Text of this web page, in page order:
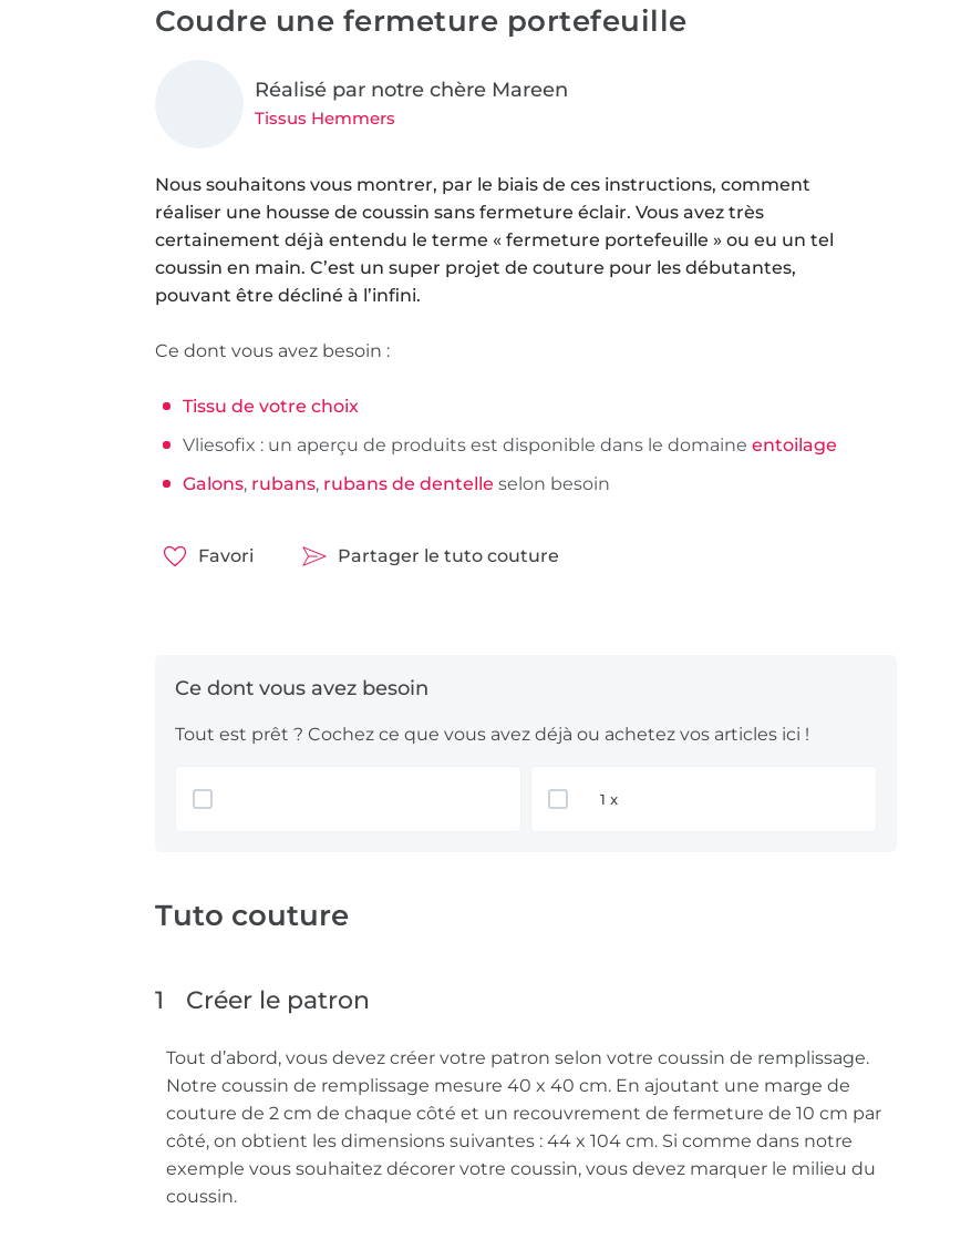
Coudre une fermeture portefeuille
Réalisé par notre chère Mareen
Tissus Hemmers
Nous souhaitons vous montrer, par le biais de ces instructions, comment
réaliser une housse de coussin sans fermeture éclair. Vous avez très
certainement déjà entendu le terme « fermeture portefeuille » ou eu un tel
coussin en main. C’est un super projet de couture pour les débutantes,
pouvant être décliné à l’infini.
Ce dont vous avez besoin :
Tissu de votre choix
Vliesofix : un aperçu de produits est disponible dans le domaineentoilage
Galons, rubans, rubans de dentelle selon besoin
Favori Partager le tuto couture
Tout est prêt ? Cochez ce que vous avez déjà ou achetez vos articles ici !
1 x
Tuto couture
1 Créer le patron
Tout d’abord, vous devez créer votre patron selon votre coussin de remplissage.
Notre coussin de remplissage mesure 40 x 40 cm. En ajoutant une marge de
couture de 2 cm de chaque côté et un recouvrement de fermeture de 10 cm par
côté, on obtient les dimensions suivantes : 44 x 104 cm. Si comme dans notre
exemple vous souhaitez décorer votre coussin, vous devez marquer le milieu du
coussin.